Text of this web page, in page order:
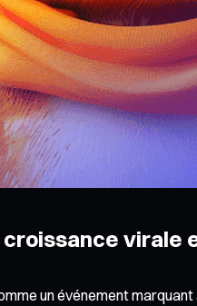
croissance
un événement